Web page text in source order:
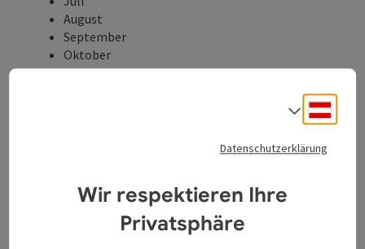
August
September
Oktober
Die Linzer Runde führt alle passionierten
Moutainbiker aus dem Zentrum der Landeshauptstadt
Oberösterreichs auf direktem Weg in das Mühlviertler
Datenschutzerklärung
Wir respektieren Ihre
Privatsphäre